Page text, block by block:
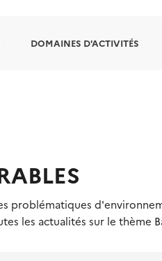
DOMAINES D'ACTIVITÉS
problématiques
les actualités sur le thème